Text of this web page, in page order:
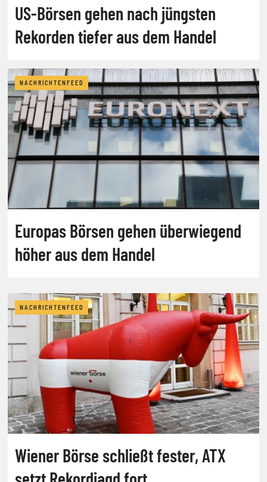
US-Börsen gehen nach jüngsten
Rekorden tiefer aus dem Handel
NACHRICHTENFEED
Europas Börsen gehen überwiegend
höher aus dem Handel
NACHRICHTENFEED
Wiener Börse schließt fester, ATX